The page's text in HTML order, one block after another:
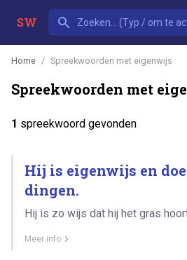
SW
Home Spreekwoorden met eigenwijs
Spreekwoorden met
1 spreekwoord gevonden
Hij is eigenwijs en
dingen.
Hij is zo wijs dat hij het gras
Meer info